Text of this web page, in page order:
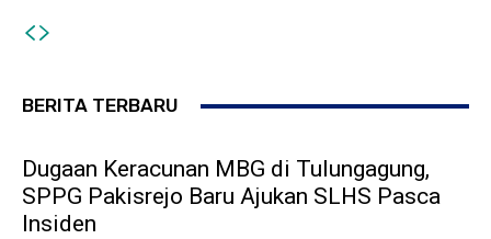
BERITA TERBARU
Dugaan Keracunan MBG di Tulungagung,
SPPG Pakisrejo Baru Ajukan SLHS Pasca
Insiden